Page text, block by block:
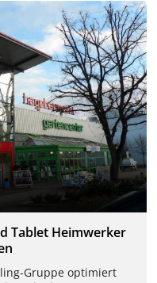
Tablet Heimwerker
Gruppe optimiert